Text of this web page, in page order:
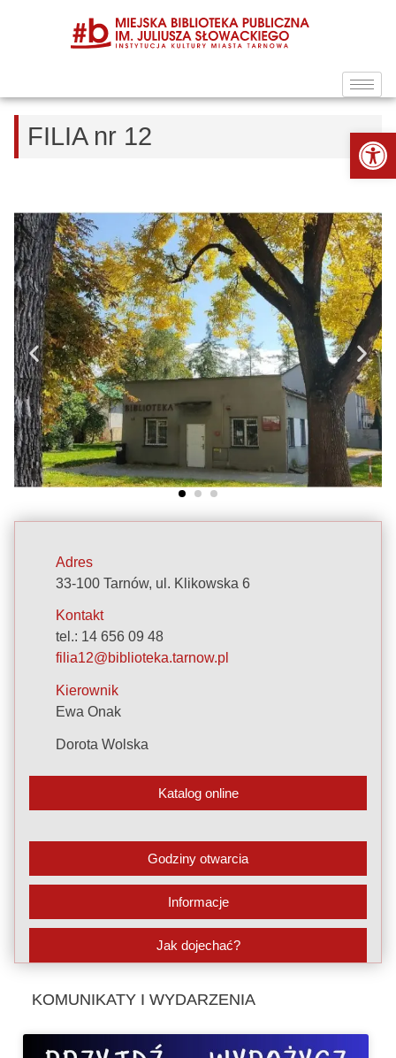
FILIA nr 12
Adres
33-100 Tarnów, ul. Klikowska 6
Kontakt
tel.: 14 656 09 48
filia12@biblioteka.tarnow.pl
Kierownik
Ewa Onak
Dorota Wolska
Katalog online
Godziny otwarcia
Informacje
Jak dojechać?
KOMUNIKATY I WYDARZENIA